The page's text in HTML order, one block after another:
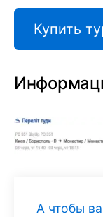
Купить
А чтобы